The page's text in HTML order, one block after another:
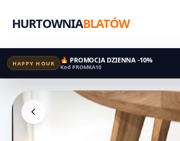
HURTOWNIABLATÓW
HAPPY HOUR 🔥 PROMOCJA DZIENNA -10%
Kod PROMKA10